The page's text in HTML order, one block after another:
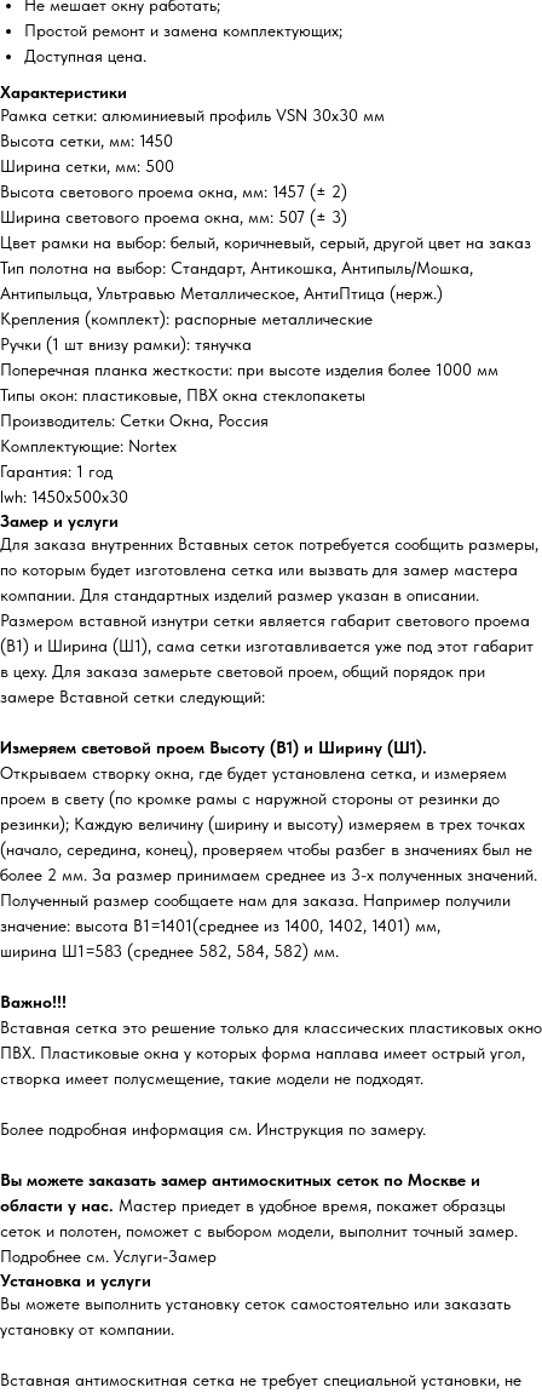
Не мешает окну работать;
Простой ремонт и замена комплектующих;
Доступная цена.
Характеристики
Рамка сетки: алюминиевый профиль VSN 30х30 мм
Высота сетки, мм: 1450
Ширина сетки, мм: 500
Высота светового проема окна, мм: 1457 (± 2)
Ширина светового проема окна, мм: 507 (± 3)
Цвет рамки на выбор: белый, коричневый, серый, другой цвет на заказ
Тип полотна на выбор: Стандарт, Антикошка, Антипыль/Мошка,
Антипыльца, Ультравью Металлическое, АнтиПтица (нерж.)
Крепления (комплект): распорные металлические
Ручки (1 шт внизу рамки): тянучка
Поперечная планка жесткости: при высоте изделия более 1000 мм
Типы окон: пластиковые, ПВХ окна стеклопакеты
Производитель: Сетки Окна, Россия
Комплектующие: Nortex
Гарантия: 1 год
lwh: 1450x500x30
Замер и услуги
Для заказа внутренних Вставных сеток потребуется сообщить размеры,
по которым будет изготовлена сетка или вызвать для замер мастера
компании. Для стандартных изделий размер указан в описании.
Размером вставной изнутри сетки является габарит светового проема
(В1) и Ширина (Ш1), сама сетки изготавливается уже под этот габарит
в цеху. Для заказа замерьте световой проем, общий порядок при
замере Вставной сетки следующий:
Измеряем световой проем Высоту (В1) и Ширину (Ш1).
Открываем створку окна, где будет установлена сетка, и измеряем
проем в свету (по кромке рамы с наружной стороны от резинки до
резинки); Каждую величину (ширину и высоту) измеряем в трех точках
(начало, середина, конец), проверяем чтобы разбег в значениях был не
более 2 мм. За размер принимаем среднее из 3-х полученных значений.
Полученный размер сообщаете нам для заказа. Например получили
значение: высота В1=1401(среднее из 1400, 1402, 1401) мм,
ширина Ш1=583 (среднее 582, 584, 582) мм.
Важно!!!
Вставная сетка это решение только для классических пластиковых окно
ПВХ. Пластиковые окна у которых форма наплава имеет острый угол,
створка имеет полусмещение, такие модели не подходят.
Более подробная информация см. Инструкция по замеру.
Вы можете заказать замер антимоскитных сеток по Москве и
области у нас. Мастер приедет в удобное время, покажет образцы
сеток и полотен, поможет с выбором модели, выполнит точный замер.
Подробнее см. Услуги-Замер
Установка и услуги
Вы можете выполнить установку сеток самостоятельно или заказать
установку от компании.
Вставная антимоскитная сетка не требует специальной установки, не